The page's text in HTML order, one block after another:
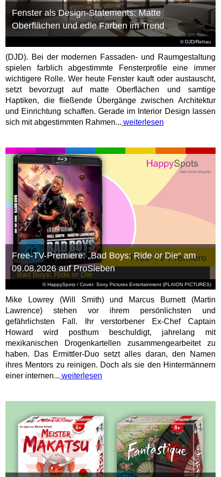
© DJD/Rehau
Fenster als Design-Statements: Matte
Oberflächen und edle Farben im Trend
(DJD). Bei der modernen Fassaden- und Raumgestaltung
spielen farblich abgestimmte Fensterprofile eine immer
wichtigere Rolle. Wer heute Fenster kauft oder austauscht,
setzt bevorzugt auf matte Oberflächen und samtige
Haptiken, die fließende Übergänge zwischen Architektur
und Einrichtung schaffen. Gerade im Interior Design lassen
sich mit abgestimmten Rahmen... weiterlesen
© HappySpots / Cover: Sony Pictures Entertainment (PLAION PICTURES)
Free-TV-Premiere: „Bad Boys: Ride or Die“ am
09.08.2026 auf ProSieben
Mike Lowrey (Will Smith) und Marcus Burnett (Martin
Lawrence) stehen vor ihrem persönlichsten und
gefährlichsten Fall. Ihr verstorbener Ex-Chef Captain
Howard wird posthum beschuldigt, jahrelang mit
mexikanischen Drogenkartellen zusammengearbeitet zu
haben. Das Ermittler-Duo setzt alles daran, den Namen
ihres Mentors zu reinigen. Doch als sie den Hintermännern
einer internen... weiterlesen